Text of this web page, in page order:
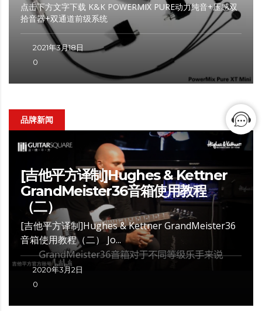
点击下方文字下载 K&K POWERMIX PURE动力纯音+压感双
拾音器+双通道前级系统
2021年3月18日
0
品牌新闻
[吉他平方译制]Hughes & Kettner
GrandMeister36音箱使用教程
（二）
[吉他平方译制]Hughes & Kettner GrandMeister36
音箱使用教程（二） Jo...
2020年3月2日
0